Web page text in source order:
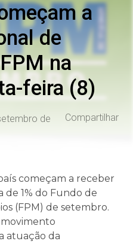
a
de
na
feira (8)
de
Compartilhar
começam a receber
de 1% do Fundo de
(FPM) de setembro.
movimento
atuação da